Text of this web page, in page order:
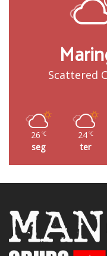
Scattered
26 ℃
seg
24 ℃
ter